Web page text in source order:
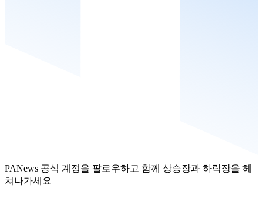
PANews 공식 계정을 팔로우하고 함께 상승장과 하락장을 헤
쳐나가세요